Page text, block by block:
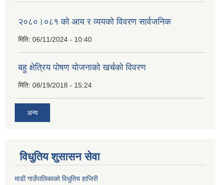
२०८०।०८१ को आय र व्ययको विवरण सार्वजनिक
मिति: 06/11/2024 - 10:40
बहु क्षेत्रिय पोषण योजनाको खर्चको विवरण
मिति: 08/19/2018 - 15:24
अन्य
विधुतिय शुसासन सेवा
माडी गाउँपालिकाको विधुतिय हाजिरी